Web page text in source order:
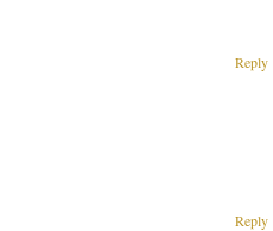
Reply
Reply